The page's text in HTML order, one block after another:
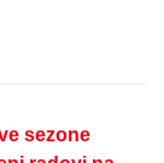
sezone